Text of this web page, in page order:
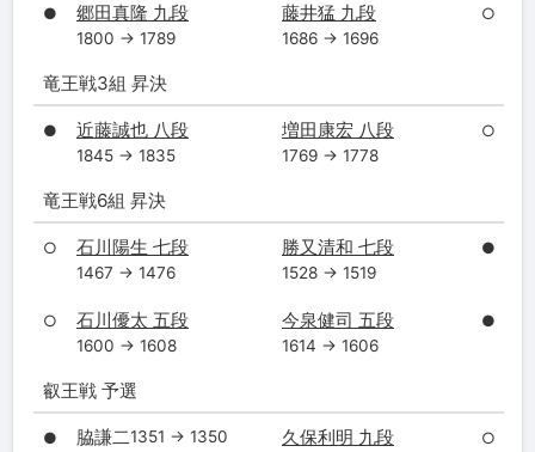
● 郷田真隆 九段
1800 → 1789
藤井猛 九段
1686 → 1696
○
竜王戦3組 昇決
● 近藤誠也 八段
1845 → 1835
増田康宏 八段
1769 → 1778
○
竜王戦6組 昇決
○ 石川陽生 七段
1467 → 1476
勝又清和 七段
1528 → 1519
●
○ 石川優太 五段
1600 → 1608
今泉健司 五段
1614 → 1606
●
叡王戦 予選
● 脇謙二1351 → 1350 久保利明 九段 ○